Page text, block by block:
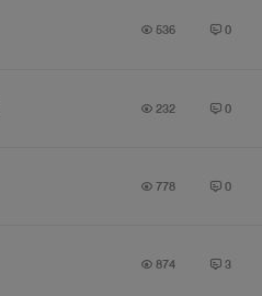
536 0
232 0
778 0
874 3